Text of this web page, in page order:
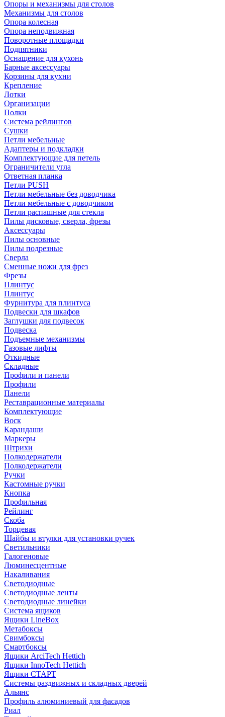
Опоры и механизмы для столов
Механизмы для столов
Опора колесная
Опора неподвижная
Поворотные площадки
Подпятники
Оснащение для кухонь
Барные аксессуары
Корзины для кухни
Крепление
Лотки
Организации
Полки
Система рейлингов
Сушки
Петли мебельные
Адаптеры и подкладки
Комплектующие для петель
Ограничители угла
Ответная планка
Петли PUSH
Петли мебельные без доводчика
Петли мебельные с доводчиком
Петли распашные для стекла
Пилы дисковые, сверла, фрезы
Аксессуары
Пилы основные
Пилы подрезные
Сверла
Сменные ножи для фрез
Фрезы
Плинтус
Плинтус
Фурнитура для плинтуса
Подвески для шкафов
Заглушки для подвесок
Подвеска
Подъемные механизмы
Газовые лифты
Откидные
Складные
Профили и панели
Профили
Панели
Реставрационные материалы
Комплектующие
Воск
Карандаши
Маркеры
Штрихи
Полкодержатели
Полкодержатели
Ручки
Кастомные ручки
Кнопка
Профильная
Рейлинг
Скоба
Торцевая
Шайбы и втулки для установки ручек
Светильники
Галогеновые
Люминесцентные
Накаливания
Светодиодные
Светодиодные ленты
Светодиодные линейки
Система ящиков
Ящики LineBox
Метабоксы
Свимбоксы
Смартбоксы
Ящики ArciTech Hettich
Ящики InnoTech Hettich
Ящики СТАРТ
Системы раздвижных и складных дверей
Альянс
Профиль алюминиевый для фасадов
Риал